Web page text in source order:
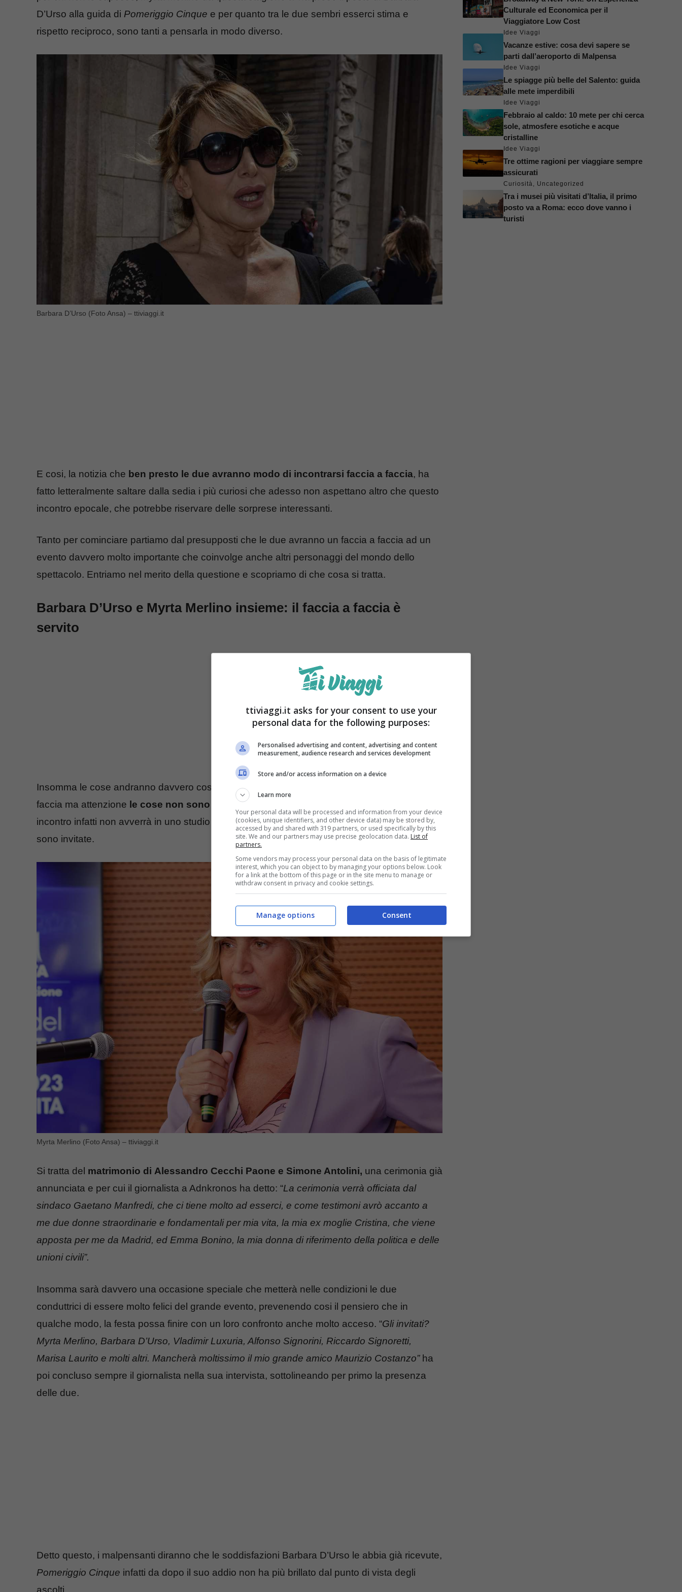
D’Urso alla guida di Pomeriggio Cinque e per quanto tra le due sembri esserci stima e
rispetto reciproco, sono tanti a pensarla in modo diverso.
Barbara D’Urso (Foto Ansa) – ttiviaggi.it
E cosi, la notizia che ben presto le due avranno modo di incontrarsi faccia a faccia, ha
fatto letteralmente saltare dalla sedia i più curiosi che adesso non aspettano altro che questo
incontro epocale, che potrebbe riservare delle sorprese interessanti.
Tanto per cominciare partiamo dal presupposti che le due avranno un faccia a faccia ad un
evento davvero molto importante che coinvolge anche altri personaggi del mondo dello
spettacolo. Entriamo nel merito della questione e scopriamo di che cosa si tratta.
Barbara D’Urso e Myrta Merlino insieme: il faccia a faccia è
servito
Insomma le cose andranno davvero cosi, le due conduttrici quanto prima saranno faccia a
faccia ma attenzione le cose non sono davvero quelle che si possono immaginare
incontro infatti non avverrà in uno studio televisivo ma ad un evento in cui entrambe le due
sono invitate.
Myrta Merlino (Foto Ansa) – ttiviaggi.it
Si tratta del matrimonio di Alessandro Cecchi Paone e Simone Antolini, una cerimonia già
annunciata e per cui il giornalista a Adnkronos ha detto: “La cerimonia verrà officiata dal
sindaco Gaetano Manfredi, che ci tiene molto ad esserci, e come testimoni avrò accanto a
me due donne straordinarie e fondamentali per mia vita, la mia ex moglie Cristina, che viene
apposta per me da Madrid, ed Emma Bonino, la mia donna di riferimento della politica e delle
unioni civili”.
Insomma sarà davvero una occasione speciale che metterà nelle condizioni le due
conduttrici di essere molto felici del grande evento, prevenendo cosi il pensiero che in
qualche modo, la festa possa finire con un loro confronto anche molto acceso. “Gli invitati?
Myrta Merlino, Barbara D’Urso, Vladimir Luxuria, Alfonso Signorini, Riccardo Signoretti,
Marisa Laurito e molti altri. Mancherà moltissimo il mio grande amico Maurizio Costanzo”ha
poi concluso sempre il giornalista nella sua intervista, sottolineando per primo la presenza
delle due.
Detto questo, i malpensanti diranno che le soddisfazioni Barbara D’Urso le abbia già ricevute,
Pomeriggio Cinque infatti da dopo il suo addio non ha più brillato dal punto di vista degli
ascolti.
Culturale ed Economica per il
Viaggiatore Low Cost
Idee Viaggi
Vacanze estive: cosa devi sapere se
parti dall’aeroporto di Malpensa
Idee Viaggi
Le spiagge più belle del Salento: guida
alle mete imperdibili
Idee Viaggi
Febbraio al caldo: 10 mete per chi cerca
sole, atmosfere esotiche e acque
cristalline
Idee Viaggi
Tre ottime ragioni per viaggiare sempre
assicurati
Curiosità, Uncategorized
Tra i musei più visitati d’Italia, il primo
posto va a Roma: ecco dove vanno i
turisti
ttiviaggi.it asks for your consent to use your
personal data for the following purposes:
Personalised advertising and content, advertising and content
measurement, audience research and services development
Store and/or access information on a device
Learn more
Your personal data will be processed and information from your device
(cookies, unique identifiers, and other device data) may be stored by,
accessed by and shared with 319 partners, or used specifically by this
site. We and our partners may use precise geolocation data. List of
partners.
Some vendors may process your personal data on the basis of legitimate
interest, which you can object to by managing your options below. Look
for a link at the bottom of this page or in the site menu to manage or
withdraw consent in privacy and cookie settings.
Consent
Manage options